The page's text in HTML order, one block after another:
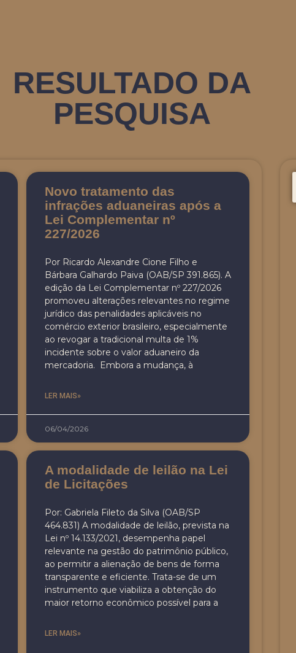
RESULTADO DA
PESQUISA
Novo tratamento das
infrações aduaneiras após a
Lei Complementar nº
227/2026
Por Ricardo Alexandre Cione Filho e
Bárbara Galhardo Paiva (OAB/SP 391.865). A
edição da Lei Complementar nº 227/2026
promoveu alterações relevantes no regime
jurídico das penalidades aplicáveis no
comércio exterior brasileiro, especialmente
ao revogar a tradicional multa de 1%
incidente sobre o valor aduaneiro da
mercadoria. Embora a mudança, à
LER MAIS»
06/04/2026
A modalidade de leilão na Lei
de Licitações
Por: Gabriela Fileto da Silva (OAB/SP
464.831) A modalidade de leilão, prevista na
Lei nº 14.133/2021, desempenha papel
relevante na gestão do patrimônio público,
ao permitir a alienação de bens de forma
transparente e eficiente. Trata-se de um
instrumento que viabiliza a obtenção do
maior retorno econômico possível para a
LER MAIS»